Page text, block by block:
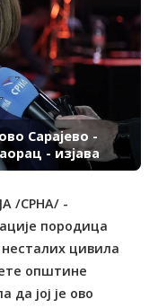
Сарајево -
- изјава
/СРНА/ -
породица
цивила
општине
да јој је ово